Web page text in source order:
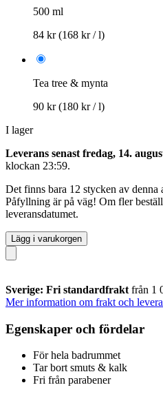
500 ml
84 kr(168 kr / l)
Tea tree & mynta
90 kr(180 kr / l)
I lager
Leverans senast fredag, 14.
klockan 23:59.
Det finns bara 12 stycken av
Påfyllning är på väg! Om fler
leveransdatumet.
Lägg i varukorgen
Sverige: Fri standardfrakt från 1
Mer information om frakt och
Egenskaper och fördelar
För hela badrummet
Tar bort smuts & kalk
Fri från parabener